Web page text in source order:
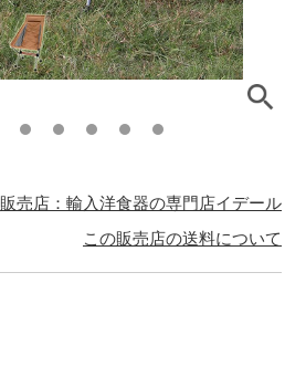
販売店：輸入洋食器の専門店イデール
この販売店の送料について